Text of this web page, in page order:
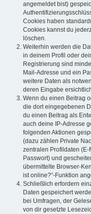
angemeldet bist)
Cookies haben
Cookies kannst du
löschen.
Weiterhin werden die
in deinem Profil oder
Registrierung sind
Mail-Adresse und ein
weitere Daten als
deren Eingabe
Wenn du einen Beitrag
die dort eingegebenen
du einen Beitrag als
auch deine IP-Adresse
folgenden Aktionen
(dazu zählen Private
zentralen Profildaten
Passwort) und
übermittelte Browser-
ist online?“-Funktion
Schließlich erfordern
Daten gespeichert
bei Umfragen, der
von dir gesetzte